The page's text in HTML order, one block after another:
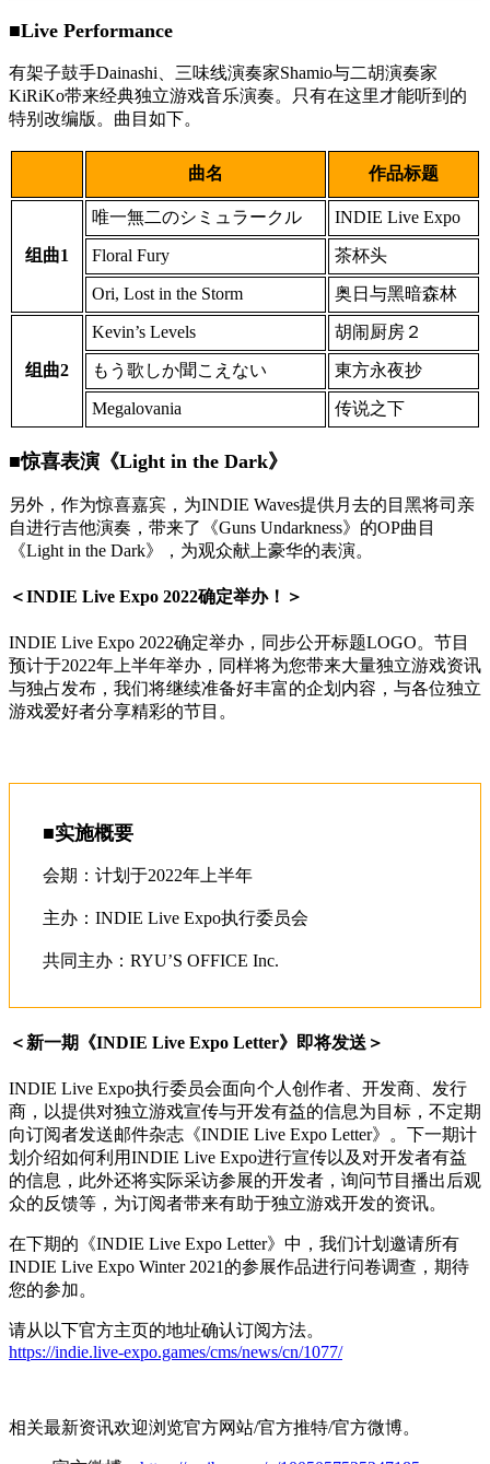
■Live Performance
有架子鼓手Dainashi、三味线演奏家Shamio与二胡演奏家
KiRiKo带来经典独立游戏音乐演奏。只有在这里才能听到的
特别改编版。曲目如下。
曲名 作品标题
组曲1
唯一無二のシミュラークル INDIE Live Expo
Floral Fury 茶杯头
Ori, Lost in the Storm 奥日与黑暗森林
组曲2
Kevin’s Levels 胡闹厨房２
もう歌しか聞こえない 東方永夜抄
Megalovania 传说之下
■惊喜表演《Light in the Dark》
另外，作为惊喜嘉宾，为INDIE Waves提供月去的目黑将司亲
自进行吉他演奏，带来了《Guns Undarkness》的OP曲目
《Light in the Dark》，为观众献上豪华的表演。
＜INDIE Live Expo 2022确定举办！＞
INDIE Live Expo 2022确定举办，同步公开标题LOGO。节目
预计于2022年上半年举办，同样将为您带来大量独立游戏资讯
与独占发布，我们将继续准备好丰富的企划内容，与各位独立
游戏爱好者分享精彩的节目。
■实施概要
会期：计划于2022年上半年
主办：INDIE Live Expo执行委员会
＜新一期《INDIE Live Expo Letter》即将发送＞
INDIE Live Expo执行委员会面向个人创作者、开发商、发行
商，以提供对独立游戏宣传与开发有益的信息为目标，不定期
向订阅者发送邮件杂志《INDIE Live Expo Letter》。下一期计
划介绍如何利用INDIE Live Expo进行宣传以及对开发者有益
的信息，此外还将实际采访参展的开发者，询问节目播出后观
众的反馈等，为订阅者带来有助于独立游戏开发的资讯。
在下期的《INDIE Live Expo Letter》中，我们计划邀请所有
INDIE Live Expo Winter 2021的参展作品进行问卷调查，期待
您的参加。
请从以下官方主页的地址确认订阅方法。
https://indie.live-expo.games/cms/news/cn/1077/
相关最新资讯欢迎浏览官方网站/官方推特/官方微博。